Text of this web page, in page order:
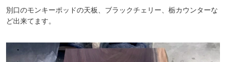
別口のモンキーポッドの天板、ブラックチェリー、栃カウンターな
ど出来てます。